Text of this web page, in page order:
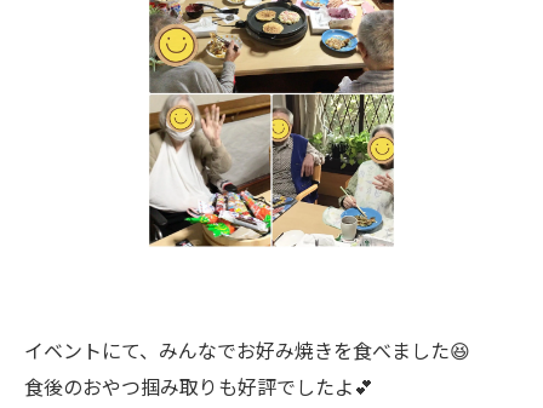
イベントにて、みんなでお好み焼きを食べました😆
食後のおやつ掴み取りも好評でしたよ💕